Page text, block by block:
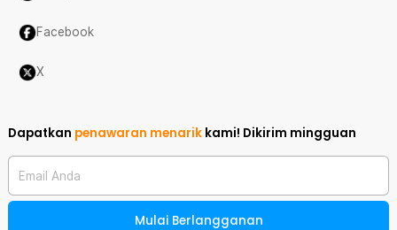
Facebook
X
Dapatkan penawaran menarik kami! Dikirim mingguan
Email Anda
Mulai Berlangganan